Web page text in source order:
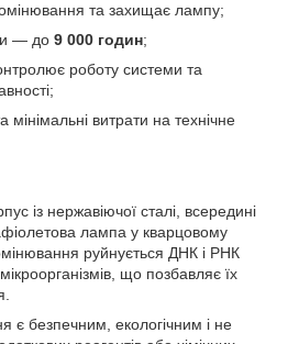
та захищає лампу;
— до 9 000 годин;
роботу системи та
мінімальні витрати на технічне
із нержавіючої сталі, всередині
лампа у кварцовому
руйнується ДНК і РНК
що позбавляє їх
є безпечним, екологічним і не